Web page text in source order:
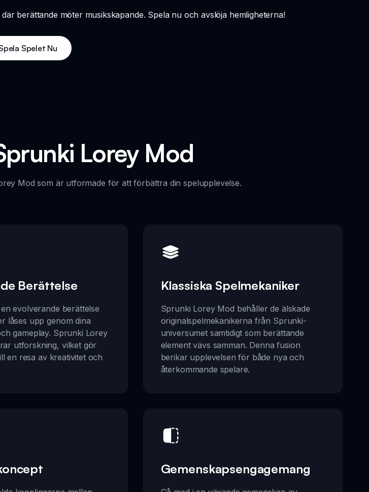
berättande möter musikskapande. Spela nu och avslöja hemligheterna!
Spelet Nu
Lorey Mod
Mod som är utformade för att förbättra din spelupplevelse.
Berättelse
evolverande berättelse
låses upp genom dina
gameplay. Sprunki Lorey
utforskning, vilket gör
en resa av kreativitet och
Klassiska Spelmekaniker
Sprunki Lorey Mod behåller de älskade
originalspelmekanikerna från Sprunki-
universumet samtidigt som berättande
element vävs samman. Denna fusion
berikar upplevelsen för både nya och
återkommande spelare.
Gemenskapsengagemang